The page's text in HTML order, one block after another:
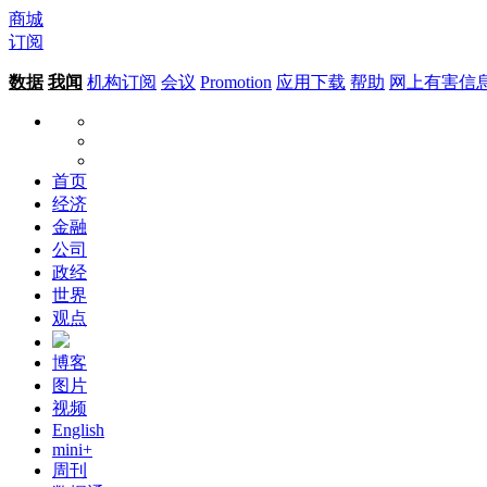
商城
订阅
数据 我闻 机构订阅 会议 Promotion 应用下载 帮助 网上有害信
首页
经济
金融
公司
政经
世界
观点
博客
图片
视频
English
mini+
周刊